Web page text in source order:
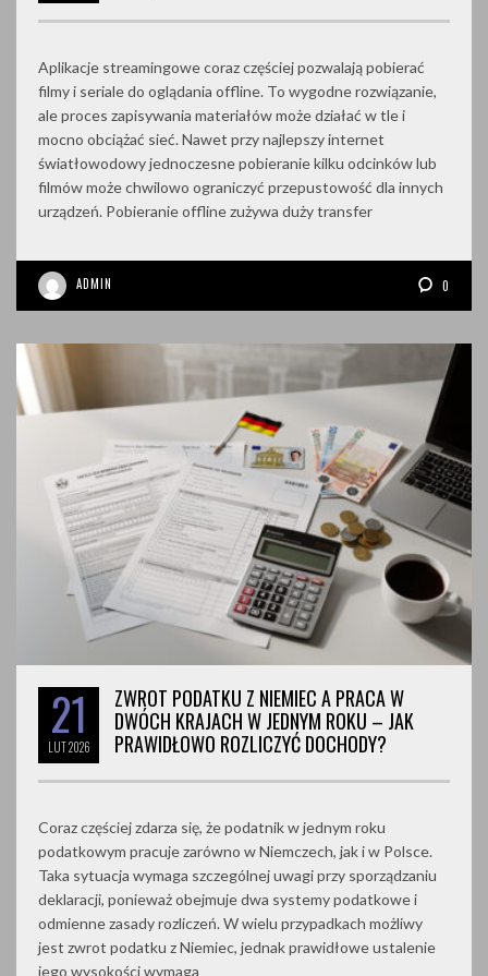
Aplikacje streamingowe coraz częściej pozwalają pobierać
filmy i seriale do oglądania offline. To wygodne rozwiązanie,
ale proces zapisywania materiałów może działać w tle i
mocno obciążać sieć. Nawet przy najlepszy internet
światłowodowy jednoczesne pobieranie kilku odcinków lub
filmów może chwilowo ograniczyć przepustowość dla innych
urządzeń. Pobieranie offline zużywa duży transfer
ADMIN 0
21
LUT2026
ZWROT PODATKU Z NIEMIEC A PRACA W
DWÓCH KRAJACH W JEDNYM ROKU – JAK
PRAWIDŁOWO ROZLICZYĆ DOCHODY?
Coraz częściej zdarza się, że podatnik w jednym roku
podatkowym pracuje zarówno w Niemczech, jak i w Polsce.
Taka sytuacja wymaga szczególnej uwagi przy sporządzaniu
deklaracji, ponieważ obejmuje dwa systemy podatkowe i
odmienne zasady rozliczeń. W wielu przypadkach możliwy
jest zwrot podatku z Niemiec, jednak prawidłowe ustalenie
jego wysokości wymaga